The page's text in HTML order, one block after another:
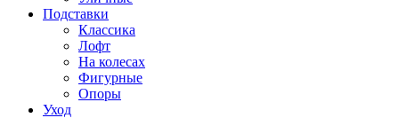
Подставки
Классика
Лофт
На колесах
Фигурные
Опоры
Уход